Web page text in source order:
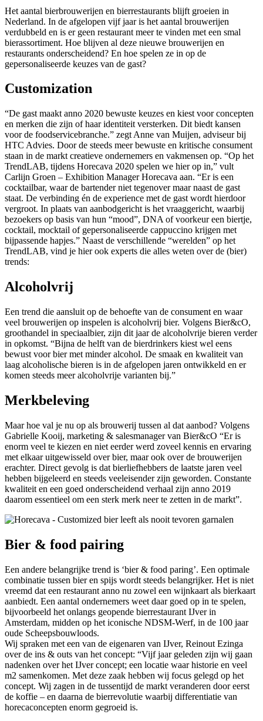
Het aantal bierbrouwerijen en bierrestaurants blijft groeien in
Nederland. In de afgelopen vijf jaar is het aantal brouwerijen
verdubbeld en is er geen restaurant meer te vinden met een smal
bierassortiment. Hoe blijven al deze nieuwe brouwerijen en
restaurants onderscheidend? En hoe spelen ze in op de
gepersonaliseerde keuzes van de gast?
Customization
“De gast maakt anno 2020 bewuste keuzes en kiest voor concepten
en merken die zijn of haar identiteit versterken. Dit biedt kansen
voor de foodservicebranche.” zegt Anne van Muijen, adviseur bij
HTC Advies. Door de steeds meer bewuste en kritische consument
staan in de markt creatieve ondernemers en vakmensen op. “Op het
TrendLAB, tijdens Horecava 2020 spelen we hier op in,” vult
Carlijn Groen – Exhibition Manager Horecava aan. “Er is een
cocktailbar, waar de bartender niet tegenover maar naast de gast
staat. De verbinding én de experience met de gast wordt hierdoor
vergroot. In plaats van aanbodgericht is het vraaggericht, waarbij
bezoekers op basis van hun “mood”, DNA of voorkeur een biertje,
cocktail, mocktail of gepersonaliseerde cappuccino krijgen met
bijpassende hapjes.” Naast de verschillende “werelden” op het
TrendLAB, vind je hier ook experts die alles weten over de (bier)
trends:
Alcoholvrij
Een trend die aansluit op de behoefte van de consument en waar
veel brouwerijen op inspelen is alcoholvrij bier. Volgens Bier&cO,
groothandel in speciaalbier, zijn dit jaar de alcoholvrije bieren verder
in opkomst. “Bijna de helft van de bierdrinkers kiest wel eens
bewust voor bier met minder alcohol. De smaak en kwaliteit van
laag alcoholische bieren is in de afgelopen jaren ontwikkeld en er
komen steeds meer alcoholvrije varianten bij.”
Merkbeleving
Maar hoe val je nu op als brouwerij tussen al dat aanbod? Volgens
Gabrielle Kooij, marketing & salesmanager van Bier&cO “Er is
enorm veel te kiezen en niet eerder werd zoveel kennis en ervaring
met elkaar uitgewisseld over bier, maar ook over de brouwerijen
erachter. Direct gevolg is dat bierliefhebbers de laatste jaren veel
hebben bijgeleerd en steeds veeleisender zijn geworden. Constante
kwaliteit en een goed onderscheidend verhaal zijn anno 2019
daarom essentieel om een sterk merk neer te zetten in de markt”.
Bier & food pairing
Een andere belangrijke trend is ‘bier & food paring’. Een optimale
combinatie tussen bier en spijs wordt steeds belangrijker. Het is niet
vreemd dat een restaurant anno nu zowel een wijnkaart als bierkaart
aanbiedt. Een aantal ondernemers weet daar goed op in te spelen,
bijvoorbeeld het onlangs geopende bierrestaurant IJver in
Amsterdam, midden op het iconische NDSM-Werf, in de 100 jaar
oude Scheepsbouwloods.
Wij spraken met een van de eigenaren van IJver, Reinout Ezinga
over de ins & outs van het concept: “Vijf jaar geleden zijn wij gaan
nadenken over het IJver concept; een locatie waar historie en veel
m2 samenkomen. Met deze zaak hebben wij focus gelegd op het
concept. Wij zagen in de tussentijd de markt veranderen door eerst
de koffie – en daarna de bierrevolutie waarbij differentiatie van
horecaconcepten enorm gegroeid is.